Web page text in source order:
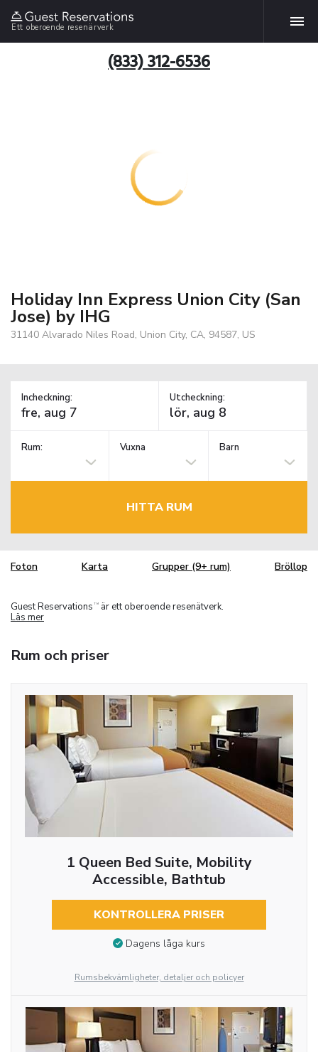
Ett oberoende resenärverk
(833) 312-6536
Holiday Inn Express Union City (San
Jose) by IHG
31140 Alvarado Niles Road, Union City, CA, 94587, US
Incheckning: Utcheckning:
Rum: Vuxna Barn
HITTA RUM
Foton Karta Grupper (9+ rum) Bröllop
Guest Reservations TM
är ett oberoende resenätverk.
Läs mer
Rum och priser
1 Queen Bed Suite, Mobility
Accessible, Bathtub
KONTROLLERA PRISER
Dagens låga kurs
Rumsbekvämligheter, detaljer och policyer